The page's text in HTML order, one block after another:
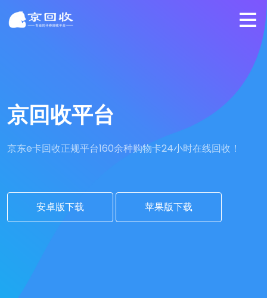
京回收平台
京东e卡回收正规平台160余种购物卡24小时在线回收！
安卓版下载 苹果版下载